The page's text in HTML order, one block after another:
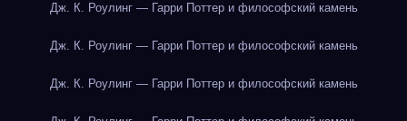
Дж. К. Роулинг — Гарри Поттер и философский камень
Дж. К. Роулинг — Гарри Поттер и философский камень
Дж. К. Роулинг — Гарри Поттер и философский камень